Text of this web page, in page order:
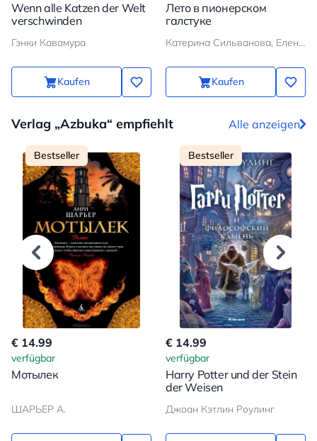
Wenn alle Katzen der Welt
verschwinden
Гэнки Кавамура
Kaufen
Лето в пионерском
галстуке
Катерина Сильванова, Елена Малисова
Kaufen
Verlag „Azbuka“ empfiehlt Alle anzeigen
Bestseller
€ 14.99
verfügbar
Мотылек
ШАРЬЕР А.
Bestseller
€ 14.99
verfügbar
Harry Potter und der Stein
der Weisen
Джоан Кэтлин Роулинг